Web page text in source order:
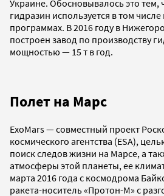
Украине. Обосновывалось это тем,
гидразин используется в том
программах. В 2016 году в
построен завод по производству
мощностью — 15 т в год.
Полет на Марс
ExoMars — совместный проект
космического агентства (ESA),
поиск следов жизни на Марсе, а
атмосферы этой планеты, ее
марта 2016 года с космодрома
ракета-носитель «Протон-М» с